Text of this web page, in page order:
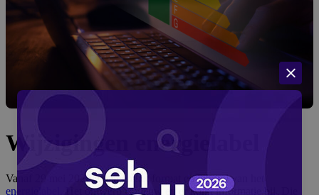
Wijzigingen energielabel
Vanaf 29 mei 2026 wijzigen het format en inhoud van het
energielabel
. Het ontwerp is nieuw en er komt informatie bij. Die